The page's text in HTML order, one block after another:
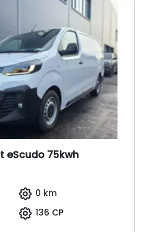
eScudo 75kwh
0 km
136 CP